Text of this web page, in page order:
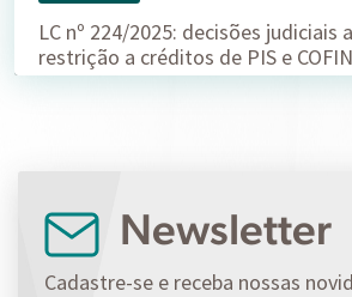
LC nº 224/2025: decisões judiciais
restrição a créditos de PIS e
Newsletter
Cadastre-se e receba nossas